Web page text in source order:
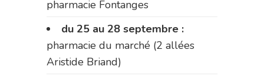
pharmacie Fontanges
du 25 au 28 septembre :
pharmacie du marché (2 allées
Aristide Briand)